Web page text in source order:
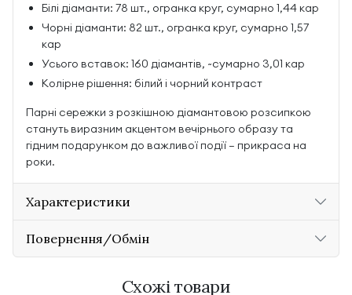
Білі діаманти: 78 шт., огранка круг, сумарно 1,44 кар
Чорні діаманти: 82 шт., огранка круг, сумарно 1,57
кар
Усього вставок: 160 діамантів, ~сумарно 3,01 кар
Колірне рішення: білий і чорний контраст
Парні сережки з розкішною діамантовою розсипкою
стануть виразним акцентом вечірнього образу та
гідним подарунком до важливої події — прикраса на
роки.
Характеристики
Повернення/Обмін
Схожі товари